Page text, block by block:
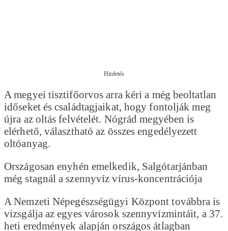
Hirdetés
A megyei tisztifőorvos arra kéri a még beoltatlan
időseket és családtagjaikat, hogy fontolják meg
újra az oltás felvételét. Nógrád megyében is
elérhető, választható az összes engedélyezett
oltóanyag.
Országosan enyhén emelkedik, Salgótarjánban
még stagnál a szennyvíz vírus-koncentrációja
A Nemzeti Népegészségügyi Központ továbbra is
vizsgálja az egyes városok szennyvízmintáit, a 37.
heti eredmények alapján országos átlagban